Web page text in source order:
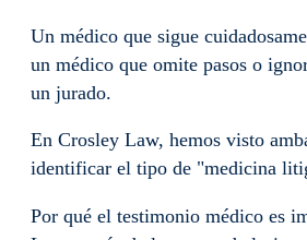
Un médico que sigue
un médico que omite pasos o
un jurado.
En Crosley Law, hemos visto
identificar el tipo de "medicina
Por qué el testimonio médico es